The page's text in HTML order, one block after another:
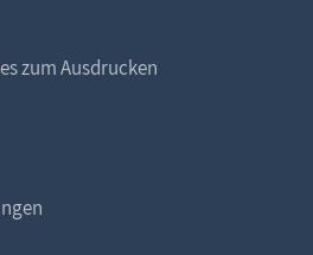
zum Ausdrucken